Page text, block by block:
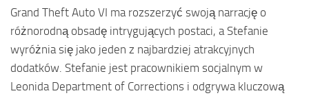
Grand Theft Auto VI ma rozszerzyć swoją narrację o
różnorodną obsadę intrygujących postaci, a Stefanie
wyróżnia się jako jeden z najbardziej atrakcyjnych
dodatków. Stefanie jest pracownikiem socjalnym w
Leonida Department of Corrections i odgrywa kluczową